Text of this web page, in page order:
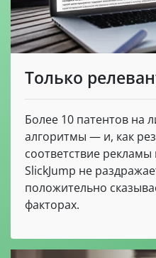
Только
Более 10 патентов на
алгоритмы — и, как
соответствие рекламы
SlickJump не
положительно
факторах.